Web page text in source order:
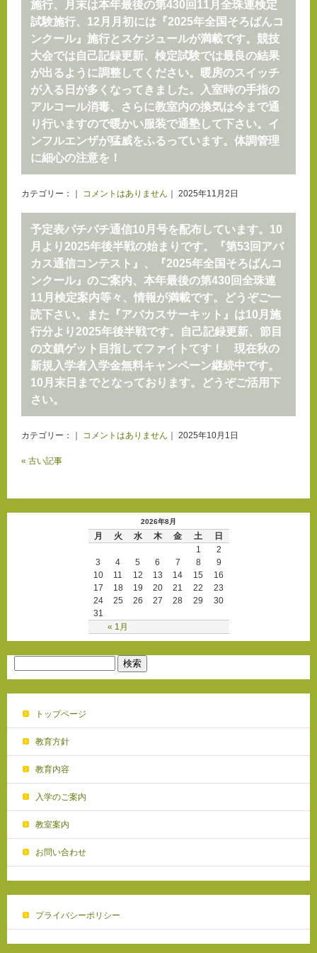
施行、月末は本年最後の第430回11月全珠連検定
試験施行、12月月初には『2025年全国そろばんコ
ンクール』施行とスケジュールが満載です。競技
大会では自己記録更新、検定試験では最良の結果
が出るように調整してください。暖房のスイッチ
が入る日が多くなってきました。入室時の手指の
アルコール消毒、さらに教室内の換気は今まで通
り行いますので暖かい服装で通塾して下さい。イ
ンフルエンザが猛威をふるっています。体調管理
に細心の注意を！
カテゴリー：｜ コメントはありません ｜ 2025年11月2日
予定表パチパチ通信10月号を配布しています。10
月より2025年後半戦の始まりです。『第53回アバ
カス通信コンテスト』、『2025年全国そろばんコ
ンクール』のご案内、本年最後の第430回全珠連
11月検定案内等々、情報が満載です。どうぞご一
読下さい。また『アバカスサーキット』は10月施
行分より2025年後半戦です。自己記録更新、節目
の文鎮ゲット目指してファイトてす！ 現在秋の
新規入学者入学金無料キャンペーン継続中です。
10月末日までとなっております。どうぞご活用下
さい。
カテゴリー：｜ コメントはありません ｜ 2025年10月1日
« 古い記事
2026年8月
月 火 水 木 金 土 日
« 1月
1
2
3
4 5 6 7 8
9
10
11 12 13 14 15
16
17
18 19 20 21 22
23
24
25 26 27 28 29
30
31
トップページ
教育方針
教育内容
入学のご案内
教室案内
お問い合わせ
プライバシーポリシー